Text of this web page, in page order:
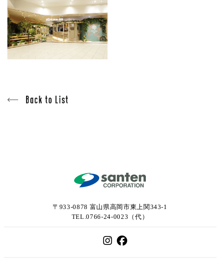
〒933-0878 富山県高岡市東上関343-1
TEL.0766-24-0023（代）